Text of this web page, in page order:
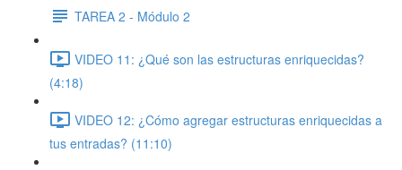
TAREA 2 - Módulo 2
VIDEO 11: ¿Qué son las estructuras enriquecidas?
(4:18)
VIDEO 12: ¿Cómo agregar estructuras enriquecidas a
tus entradas? (11:10)